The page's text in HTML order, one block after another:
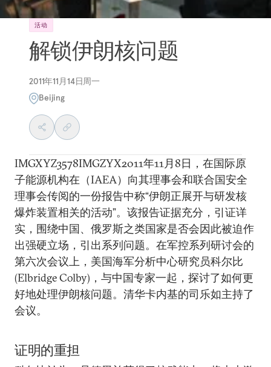
活动
解锁伊朗核问题
2011年11月14日周一
Beijing
IMGXYZ3578IMGZYX2011年11月8日，在国际原
子能源机构在（IAEA）向其理事会和联合国安全
理事会传阅的一份报告中称“伊朗正展开与研发核
爆炸装置相关的活动”。该报告证据充分，引证详
实，围绕中国、俄罗斯之类国家是否会因此被迫作
出强硬立场，引出系列问题。在军控系列研讨会的
第六次会议上，美国海军分析中心研究员科尔比
(Elbridge Colby)，与中国专家一起，探讨了如何更
好地处理伊朗核问题。清华卡内基的司乐如主持了
会议。
证明的重担